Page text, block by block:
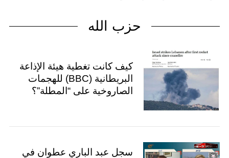
حزب الله
كيف كانت تغطية هيئة الإذاعة
البريطانية (BBC) للهجمات
الصاروخية على “المطلة”؟
سجل عبد الباري عطوان في